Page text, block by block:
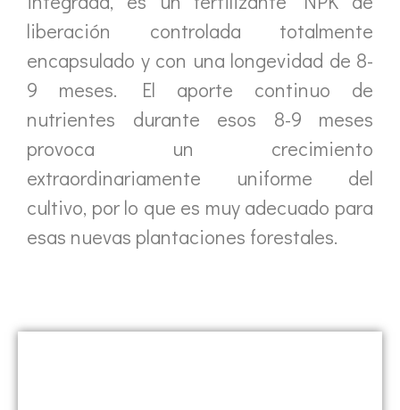
liberación controlada totalmente
encapsulado y con una longevidad de 8-
9 meses. El aporte continuo de
nutrientes durante esos 8-9 meses
provoca un crecimiento
extraordinariamente uniforme del
cultivo, por lo que es muy adecuado para
esas nuevas plantaciones forestales.